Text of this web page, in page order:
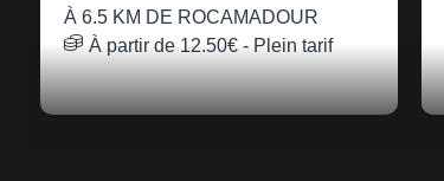
À 6.5 KM DE ROCAMADOUR
À partir de 12.50€ - Plein tarif